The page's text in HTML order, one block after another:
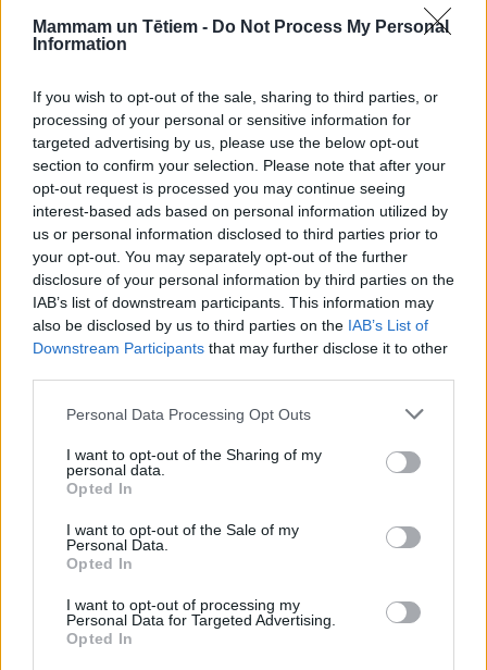
Mammam un Tētiem - Do Not Process My Personal
Information
If you wish to opt-out of the sale, sharing to third parties, or
processing of your personal or sensitive information for
targeted advertising by us, please use the below opt-out
section to confirm your selection. Please note that after your
opt-out request is processed you may continue seeing
interest-based ads based on personal information utilized by
us or personal information disclosed to third parties prior to
your opt-out. You may separately opt-out of the further
disclosure of your personal information by third parties on the
IAB’s list of downstream participants. This information may
also be disclosed by us to third parties on the IAB’s List of
Downstream Participants that may further disclose it to other
Personal Data Processing Opt Outs
I want to opt-out of the Sharing of my
personal data.
Opted In
I want to opt-out of the Sale of my
Personal Data.
Opted In
I want to opt-out of processing my
Personal Data for Targeted Advertising.
Opted In
alkohola malkotājus, kuri vakaros pēc darbdienas
stresa mēdz iemalkot glāzi vīna vai laba konjaka.
veidoties šāda problēma.
Otrs taukaino aknu slimības palaidējmehānisms
mūsdienās ir liekais svars. Speciāliste norāda, ka
mēs ēdam pārāk lielas porcijas, pārāk bieži un pārāk
treknas jeb, drīzāk, neveselīgas maltītes, tādējādi ar
uzturu uzņemot pārmēru daudz kaloriju. “Īpaši slikta
ir tā sauktā centrālā aptaukošanās, kad liekie tauki
krājas uz vēdera, jo tad no apzarņa un taukplēves
un tur savukārt sāk uzkrāties tauku pilieni,” skaidro
hepatoloģe. Viņa norāda, ka vairumam taukaino
aknu pacientu ir arī vismaz viens no metabolā
triglicerīdu līmenis un pazemināts augsta blīvuma
holesterīna līmenis, paaugstināts asinsspiediens un
glikozes līmenis asinīs vai ar medikamentiem ārstēts
cukura diabēts. Turklāt cilvēkiem ar lieko svaru